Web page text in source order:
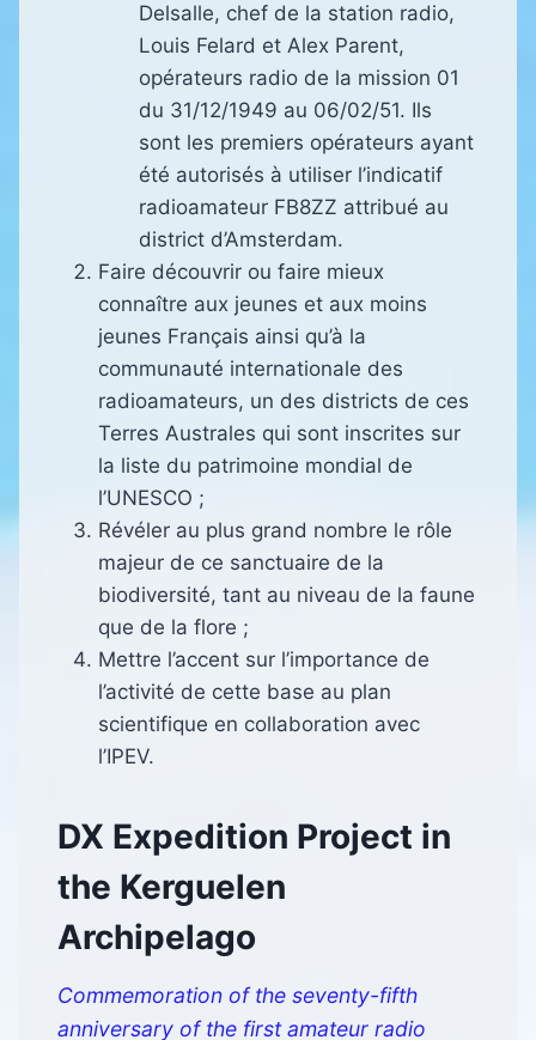
Delsalle, chef de la station radio,
Louis Felard et Alex Parent,
opérateurs radio de la mission 01
du 31/12/1949 au 06/02/51. Ils
sont les premiers opérateurs ayant
été autorisés à utiliser l’indicatif
radioamateur FB8ZZ attribué au
district d’Amsterdam.
Faire découvrir ou faire mieux
connaître aux jeunes et aux moins
jeunes Français ainsi qu’à la
communauté internationale des
radioamateurs, un des districts de ces
Terres Australes qui sont inscrites sur
la liste du patrimoine mondial de
l’UNESCO ;
Révéler au plus grand nombre le rôle
majeur de ce sanctuaire de la
biodiversité, tant au niveau de la faune
que de la flore ;
Mettre l’accent sur l’importance de
l’activité de cette base au plan
scientifique en collaboration avec
l’IPEV.
DX Expedition Project in
the Kerguelen
Archipelago
Commemoration of the seventy-fifth
anniversary of the first amateur radio